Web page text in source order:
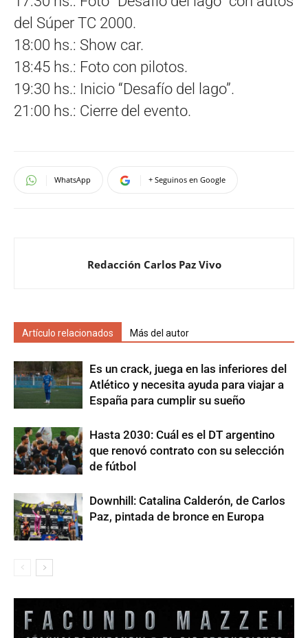
del Súper TC 2000.
18:00 hs.: Show car.
18:45 hs.: Foto con pilotos.
19:30 hs.: Inicio “Desafío del lago”.
21:00 hs.: Cierre del evento.
WhatsApp + Seguinos en Google
Redacción Carlos Paz Vivo
Artículo relacionados Más del autor
Es un crack, juega en las inferiores del
Atlético y necesita ayuda para viajar a
España para cumplir su sueño
Hasta 2030: Cuál es el DT argentino
que renovó contrato con su selección
de fútbol
Downhill: Catalina Calderón, de Carlos
Paz, pintada de bronce en Europa